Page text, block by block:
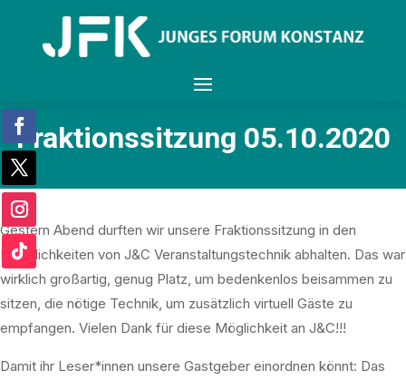
Fraktionssitzung 05.10.2020
Gestern Abend durften wir unsere Fraktionssitzung in den
Räumlichkeiten von J&C Veranstaltungstechnik abhalten. Das war
wirklich großartig, genug Platz, um bedenkenlos beisammen zu
sitzen, die nötige Technik, um zusätzlich virtuell Gäste zu
empfangen. Vielen Dank für diese Möglichkeit an J&C!!!
Damit ihr Leser*innen unsere Gastgeber einordnen könnt: Das